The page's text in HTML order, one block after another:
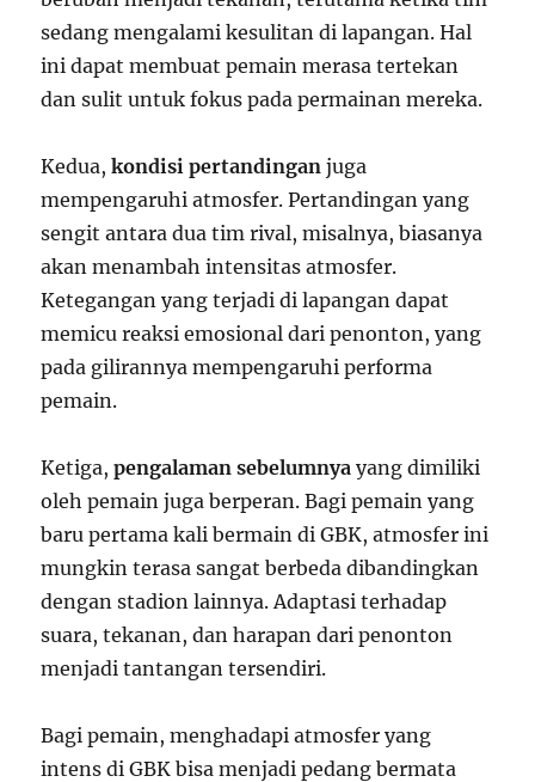
sedang mengalami kesulitan di lapangan. Hal
ini dapat membuat pemain merasa tertekan
dan sulit untuk fokus pada permainan mereka.
Kedua,kondisi pertandingan juga
mempengaruhi atmosfer. Pertandingan yang
sengit antara dua tim rival, misalnya, biasanya
akan menambah intensitas atmosfer.
Ketegangan yang terjadi di lapangan dapat
memicu reaksi emosional dari penonton, yang
pada gilirannya mempengaruhi performa
pemain.
Ketiga,pengalaman sebelumnya yang dimiliki
oleh pemain juga berperan. Bagi pemain yang
baru pertama kali bermain di GBK, atmosfer ini
mungkin terasa sangat berbeda dibandingkan
dengan stadion lainnya. Adaptasi terhadap
suara, tekanan, dan harapan dari penonton
menjadi tantangan tersendiri.
Bagi pemain, menghadapi atmosfer yang
intens di GBK bisa menjadi pedang bermata